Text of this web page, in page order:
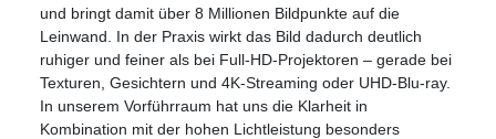
und bringt damit über 8 Millionen Bildpunkte auf die
Leinwand. In der Praxis wirkt das Bild dadurch deutlich
ruhiger und feiner als bei Full-HD-Projektoren – gerade bei
Texturen, Gesichtern und 4K-Streaming oder UHD-Blu-ray.
In unserem Vorführraum hat uns die Klarheit in
Kombination mit der hohen Lichtleistung besonders